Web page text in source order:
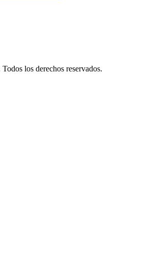
los derechos reservados.